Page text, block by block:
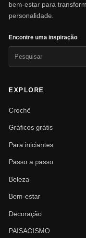
bem-estar para
personalidade.
Encontre uma inspiração
EXPLORE
Crochê
Gráficos grátis
Para iniciantes
Passo a passo
Beleza
Bem-estar
Decoração
PAISAGISMO